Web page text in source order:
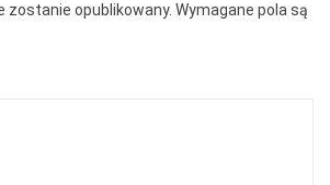
zostanie opublikowany. Wymagane pola są